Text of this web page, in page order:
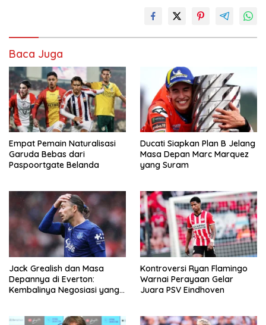
Baca Juga
Empat Pemain Naturalisasi
Garuda Bebas dari
Paspoortgate Belanda
Ducati Siapkan Plan B Jelang
Masa Depan Marc Marquez
yang Suram
Jack Grealish dan Masa
Depannya di Everton:
Kembalinya Negosiasi yang
Kontroversi Ryan Flamingo
Warnai Perayaan Gelar
Juara PSV Eindhoven